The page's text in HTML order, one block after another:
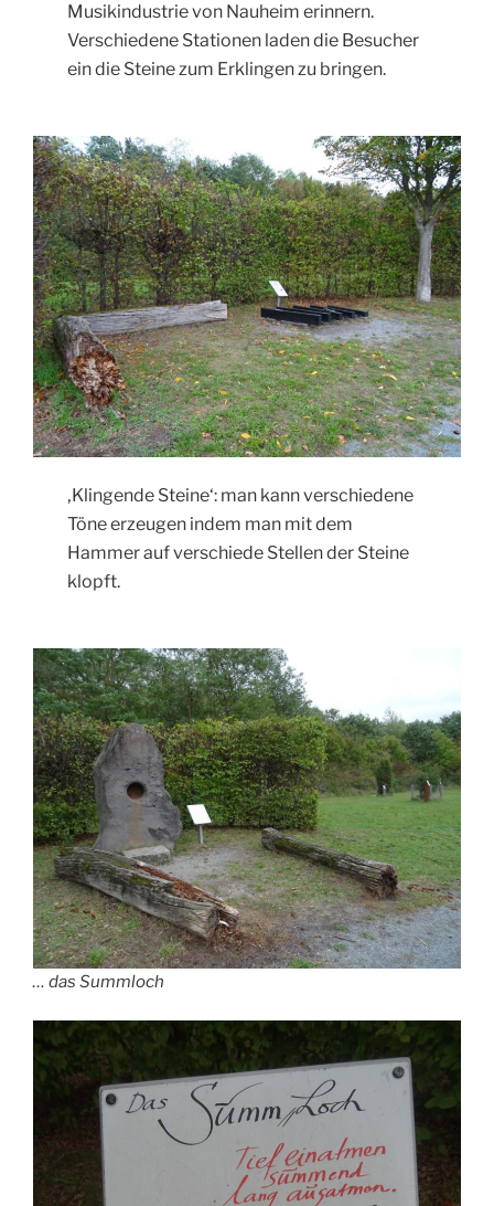
Musikindustrie von Nauheim erinnern.
Verschiedene Stationen laden die Besucher
ein die Steine zum Erklingen zu bringen.
‚Klingende Steine‘: man kann verschiedene
Töne erzeugen indem man mit dem
Hammer auf verschiede Stellen der Steine
klopft.
… das Summloch